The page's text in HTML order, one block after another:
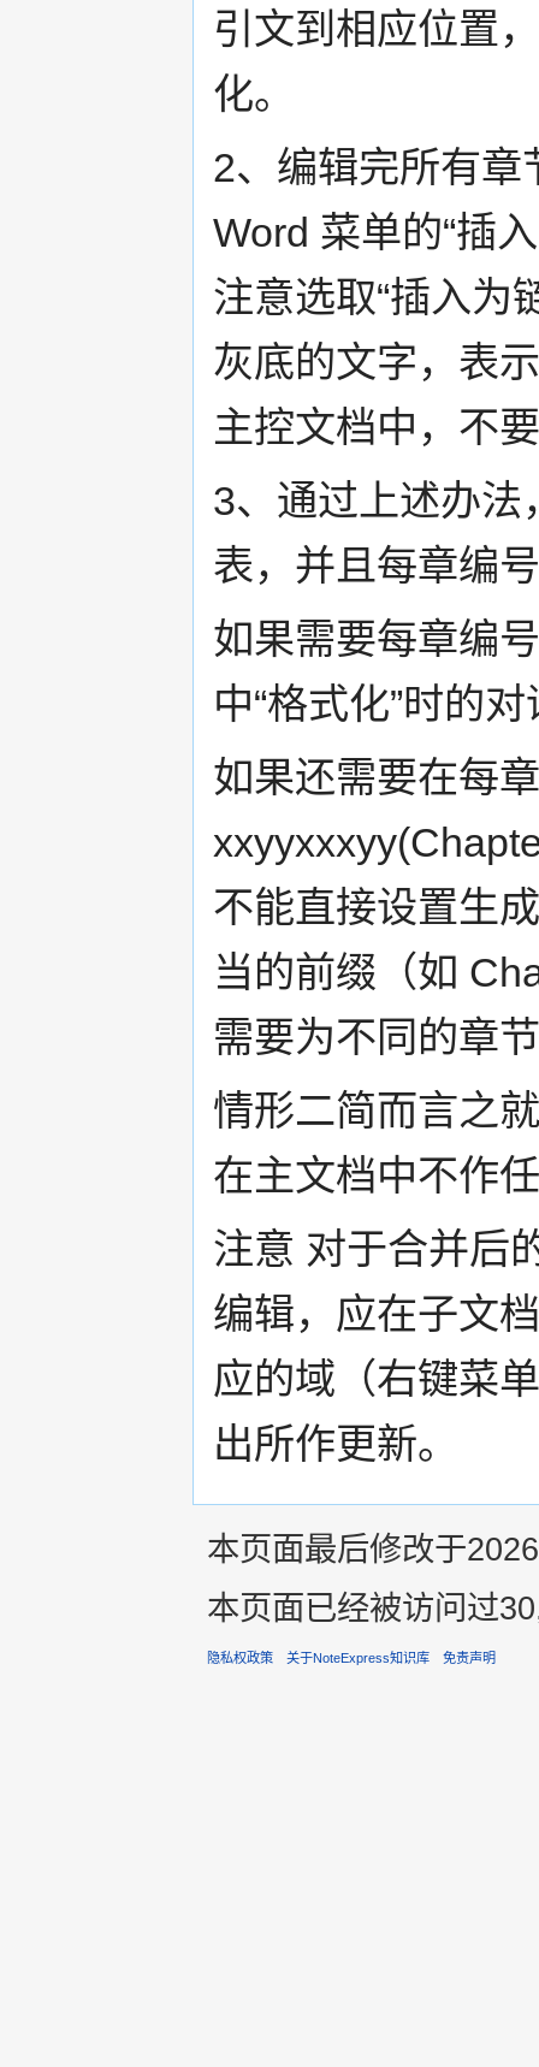
引文到相应位置
化。
2、编辑完所有章
Word 菜单的“插
注意选取“插入为
灰底的文字，表
主控文档中，不
3、通过上述办法
表，并且每章编
如果需要每章编
中“格式化”时的
如果还需要在每
不能直接设置生
当的前缀（如
需要为不同的章
情形二简而言之
在主文档中不作
注意 对于合并后
编辑，应在子文
应的域（右键菜
出所作更新。
本页面最后修改于
本页面已经被访问过
隐私权政策 关于NoteExpress知识库 免责声明